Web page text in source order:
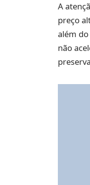
A
preço
além
não